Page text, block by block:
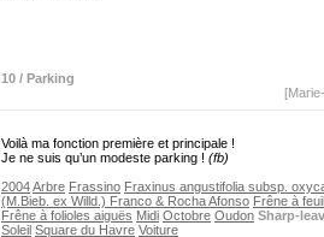
10 / Parking
Voilà ma fonction première et principale !
Je ne suis qu’un modeste parking ! (fb)
2004Arbre Frassino Fraxinus angustifolia subsp.
(M.Bieb. ex Willd.) Franco & Rocha Afonso Frêne à
Frêne à folioles aiguës Midi Octobre Oudon Sharp-
Soleil Square du Havre Voiture